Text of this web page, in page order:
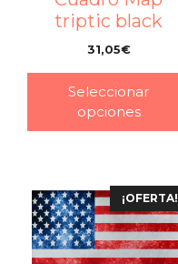
triptic black
31,05€
Seleccionar
opciones
¡OFERTA!